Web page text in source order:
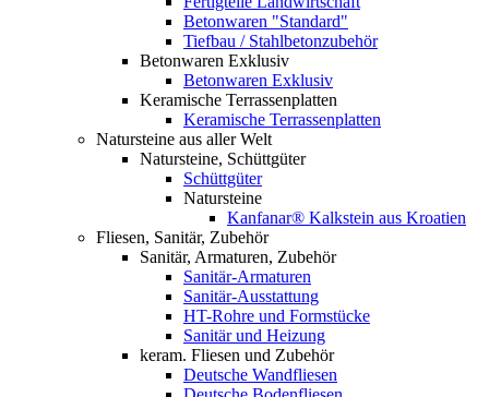
Betonwaren "Standard"
Tiefbau / Stahlbetonzubehör
Betonwaren Exklusiv
Betonwaren Exklusiv
Keramische Terrassenplatten
Keramische Terrassenplatten
Natursteine aus aller Welt
Natursteine, Schüttgüter
Schüttgüter
Natursteine
Kanfanar® Kalkstein aus Kroatien
Fliesen, Sanitär, Zubehör
Sanitär, Armaturen, Zubehör
Sanitär-Armaturen
Sanitär-Ausstattung
HT-Rohre und Formstücke
Sanitär und Heizung
keram. Fliesen und Zubehör
Deutsche Wandfliesen